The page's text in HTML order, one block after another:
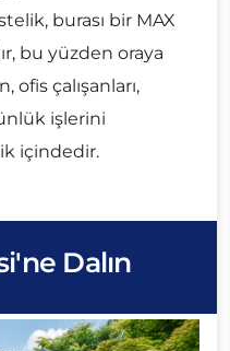
burası bir MAX
bu yüzden oraya
ofis çalışanları,
işlerini
içindedir.
Dalın